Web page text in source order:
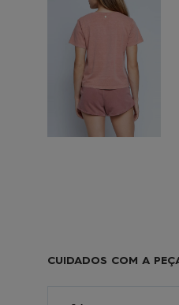
CUIDADOS COM A